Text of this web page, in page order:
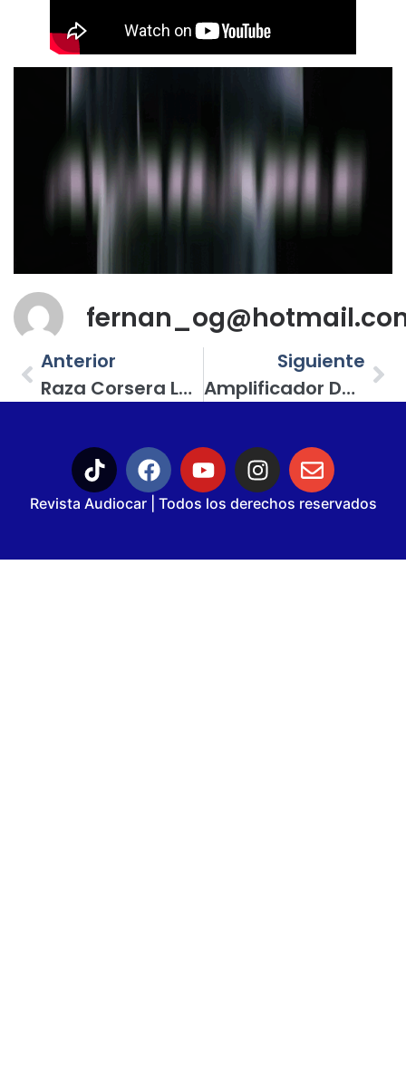
Anterior
Raza Corsera La Competencia 2; Una Gran Fiesta Con Autos Tuning Y Car Audio
Siguiente
Amplificador DB Drive X-A7505: Potencia Y Precisión Sin Compromisos
Revista Audiocar | Todos los derechos reservados